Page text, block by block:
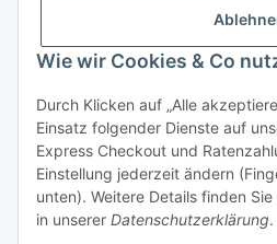
Wie wir Cookies & Co
Durch Klicken auf „Alle
Einsatz folgender Dienste auf
Express Checkout und
Einstellung jederzeit ändern
unten). Weitere Details finden
in unserer Datenschutzerklärung.
Gesetzliche Informationen
Vertrag